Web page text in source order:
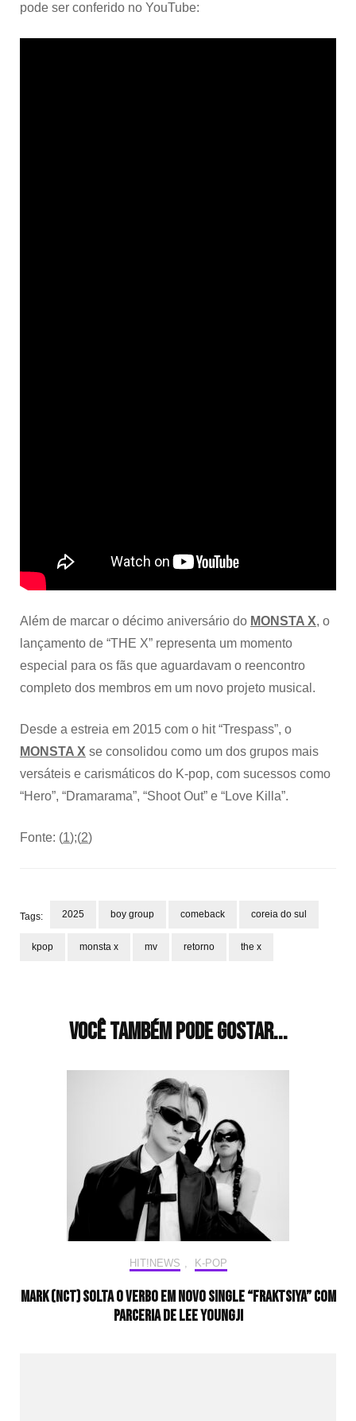
pode ser conferido no YouTube:
Além de marcar o décimo aniversário do MONSTA X, o
lançamento de “THE X” representa um momento
especial para os fãs que aguardavam o reencontro
completo dos membros em um novo projeto musical.
Desde a estreia em 2015 com o hit “Trespass”, o
MONSTA X se consolidou como um dos grupos mais
versáteis e carismáticos do K-pop, com sucessos como
“Hero”, “Dramarama”, “Shoot Out” e “Love Killa”.
Fonte: (1);(2)
Tags: 2025 boy group comeback coreia do sul
kpop monsta x mv retorno the x
Você também pode gostar...
HIT!NEWS , K-POP
MARK (NCT) solta o verbo em novo single “Fraktsiya” com
parceria de Lee Youngji